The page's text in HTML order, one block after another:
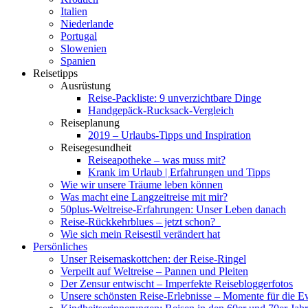
Italien
Niederlande
Portugal
Slowenien
Spanien
Reisetipps
Ausrüstung
Reise-Packliste: 9 unverzichtbare Dinge
Handgepäck-Rucksack-Vergleich
Reiseplanung
2019 – Urlaubs-Tipps und Inspiration
Reisegesundheit
Reiseapotheke – was muss mit?
Krank im Urlaub | Erfahrungen und Tipps
Wie wir unsere Träume leben können
Was macht eine Langzeitreise mit mir?
50plus-Weltreise-Erfahrungen: Unser Leben danach
Reise-Rückkehrblues – jetzt schon?
Wie sich mein Reisestil verändert hat
Persönliches
Unser Reisemaskottchen: der Reise-Ringel
Verpeilt auf Weltreise – Pannen und Pleiten
Der Zensur entwischt – Imperfekte Reisebloggerfotos
Unsere schönsten Reise-Erlebnisse – Momente für die